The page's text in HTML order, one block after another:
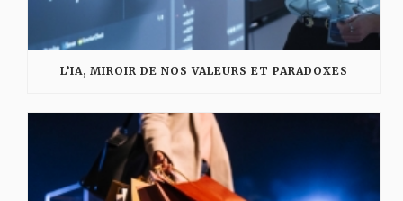
L’IA, MIROIR DE NOS VALEURS ET PARADOXES